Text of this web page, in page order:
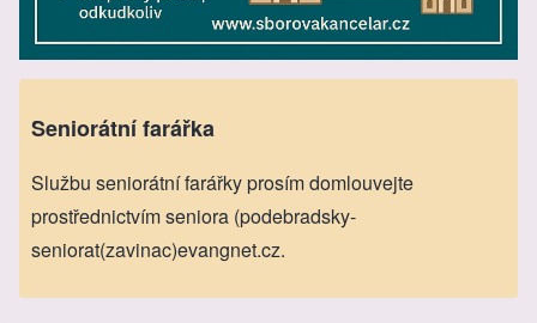
Seniorátní farářka
Službu seniorátní farářky prosím domlouvejte
prostřednictvím seniora (podebradsky-
seniorat(zavinac)evangnet.cz.